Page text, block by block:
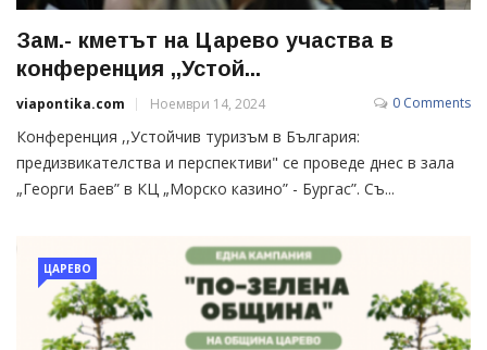
Зам.- кметът на Царево участва в
конференция ,,Устой...
viapontika.com Ноември 14, 2024 0 Comments
Конференция ,,Устойчив туризъм в България:
предизвикателства и перспективи" се проведе днес в зала
„Георги Баев” в КЦ „Морско казино” - Бургас”. Съ...
ЦАРЕВО